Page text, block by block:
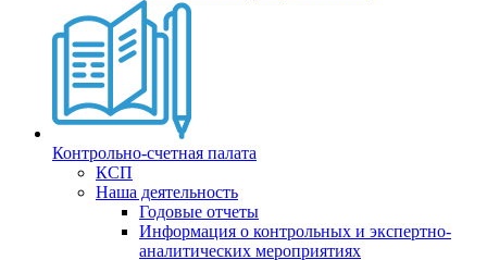
Контрольно-счетная палата
КСП
Наша деятельность
Годовые отчеты
Информация о контрольных и экспертно-
аналитических мероприятиях